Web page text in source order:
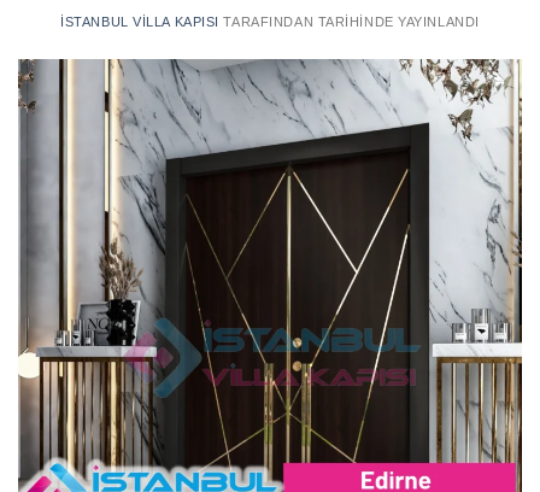
İSTANBUL VILLA KAPISI TARAFINDAN TARIHINDE YAYINLANDI